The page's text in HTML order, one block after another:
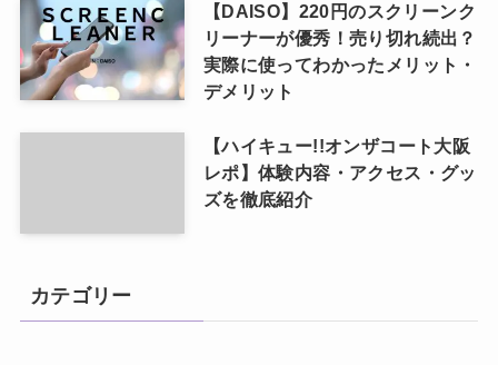
【DAISO】220円のスクリーンク
リーナーが優秀！売り切れ続出？
実際に使ってわかったメリット・
デメリット
【ハイキュー!!オンザコート大阪
レポ】体験内容・アクセス・グッ
ズを徹底紹介
カテゴリー